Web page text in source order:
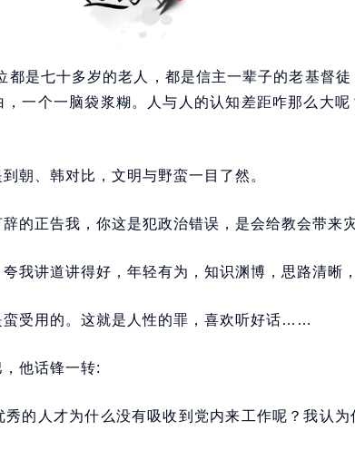
都是七十多岁的老人，都是信主一辈子的老基督徒
，一个一脑袋浆糊。人与人的认知差距咋那么大呢
朝、韩对比，文明与野蛮一目了然。
的正告我，你这是犯政治错误，是会给教会带来灾
我讲道讲得好，年轻有为，知识渊博，思路清晰
蛮受用的。这就是人性的罪，喜欢听好话……
他话锋一转:
的人才为什么没有吸收到党内来工作呢？我认为